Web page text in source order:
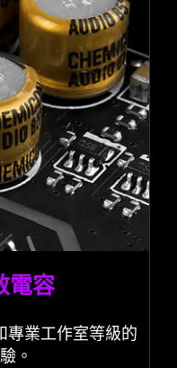
電容
專業工作室等級的
。